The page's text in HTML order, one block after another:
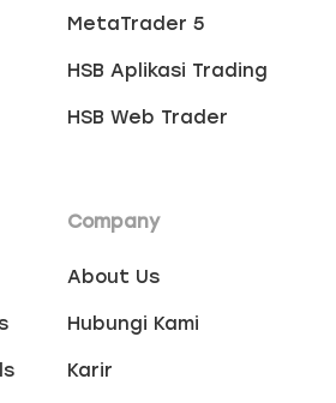
MetaTrader 5
HSB Aplikasi Trading
HSB Web Trader
Company
About Us
Hubungi Kami
Karir